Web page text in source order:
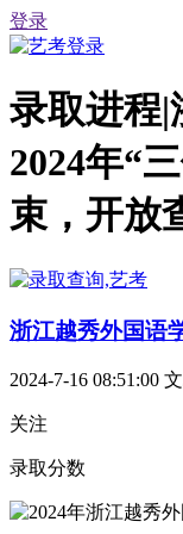
登录
录取进程|
2024年“
束，开放
浙江越秀外国语
2024-7-16 08:51:00
关注
录取分数